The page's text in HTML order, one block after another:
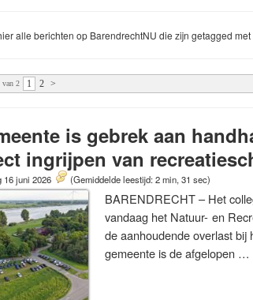
alle berichten op BarendrechtNU die zijn getagged met
van 2 1 2 >
is gebrek aan
ingrijpen van
16 juni 2026 (Gemiddelde leestijd: 2 min, 31 sec)
BARENDRECHT – Het
vandaag het Natuur- en
de aanhoudende overlast
gemeente is de afgelopen …